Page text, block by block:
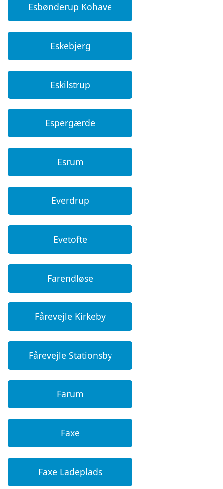
Esbønderup Kohave
Eskebjerg
Eskilstrup
Espergærde
Esrum
Everdrup
Evetofte
Farendløse
Fårevejle Kirkeby
Fårevejle Stationsby
Farum
Faxe
Faxe Ladeplads